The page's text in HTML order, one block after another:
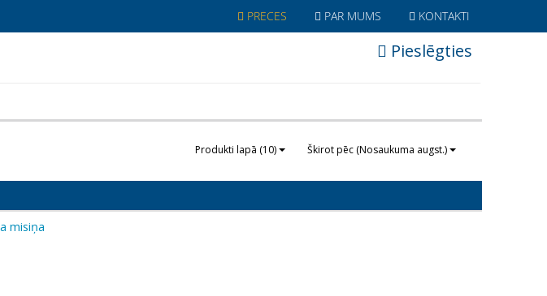
PRECES PAR MUMS KONTAKTI
Pieslēgties
Produkti lapā (10) Škirot pēc (Nosaukuma augst.)
misiņa